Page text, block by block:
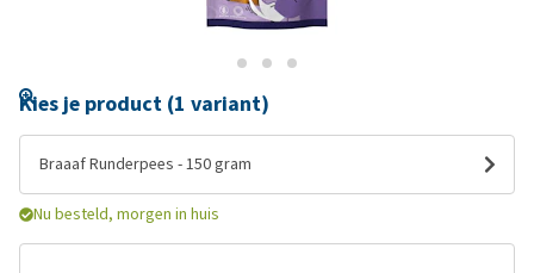
Kies je product (1 variant)
Braaaf Runderpees - 150 gram
Nu besteld, morgen in huis